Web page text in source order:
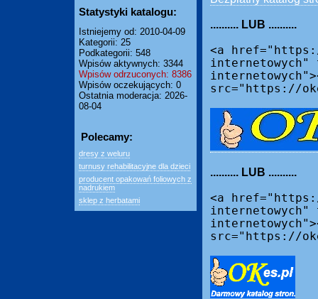
Statystyki katalogu:
Istniejemy od: 2010-04-09
Kategorii: 25
Podkategorii: 548
Wpisów aktywnych: 3344
Wpisów odrzuconych: 8386
Wpisów oczekujących: 0
Ostatnia moderacja: 2026-
08-04
Polecamy:
dresy z weluru
turnusy rehabilitacyjne dla dzieci
producent opakowań foliowych z
nadrukiem
sklep z herbatami
.......... LUB ..........
<a
internetowych"
src="https://
.......... LUB ..........
<a
internetowych"
src="https://